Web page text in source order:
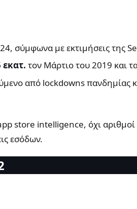
σύμφωνα με εκτιμήσεις της
εκατ. τον Μάρτιο του 2019 και
από lockdowns πανδημίας
store intelligence, όχι
εσόδων.